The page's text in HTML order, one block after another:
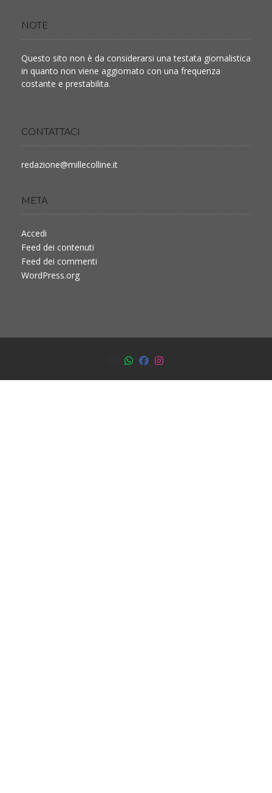
NOTE
Questo sito non è da considerarsi una testata giornalistica
in quanto non viene aggiornato con una frequenza
costante e prestabilita.
CONTATTACI
redazione@millecolline.it
META
Accedi
Feed dei contenuti
Feed dei commenti
WordPress.org